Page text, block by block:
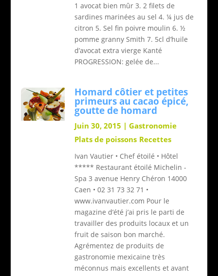
1 avocat bien mûr 3. 2 filets de
sardines marinées au sel 4. ¼ jus de
citron 5. Sel fin poivre moulin 6. ½
pomme granny Smith 7. 5cl d’huile
d’avocat extra vierge Kanté
PROGRESSION: gelée de...
Homard côtier et petites
primeurs au cacao épicé,
goutte de homard
Juin 30, 2015 |Gastronomie
Plats de poissons Recettes
Ivan Vautier • Chef étoilé • Hôtel
***** Restaurant étoilé Michelin -
Spa 3 avenue Henry Chéron 14000
Caen • 02 31 73 32 71 •
www.ivanvautier.com Pour le
magazine d’été j’ai pris le parti de
travailler des produits locaux et un
fruit de saison bon marché.
Agrémentez de produits de
gastronomie mexicaine très
méconnus mais excellents et avant